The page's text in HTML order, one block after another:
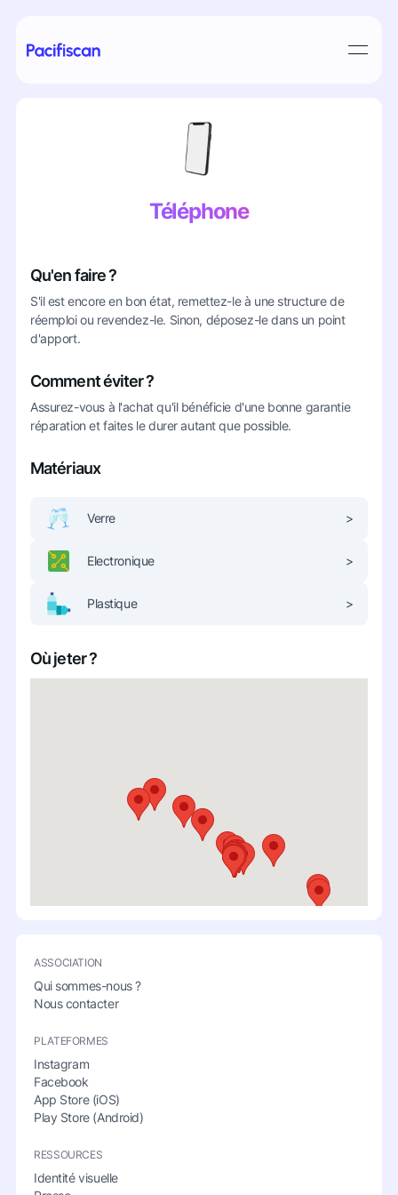
Téléphone
Qu'en faire ?
S'il est encore en bon état, remettez-le à une structure de
réemploi ou revendez-le. Sinon, déposez-le dans un point
d'apport.
Comment éviter ?
Assurez-vous à l'achat qu'il bénéficie d'une bonne garantie
réparation et faites le durer autant que possible.
Matériaux
Verre >
Electronique >
Plastique >
Où jeter ?
ASSOCIATION
Qui sommes-nous ?
Nous contacter
PLATEFORMES
Instagram
Facebook
App Store (iOS)
Play Store (Android)
RESSOURCES
Identité visuelle